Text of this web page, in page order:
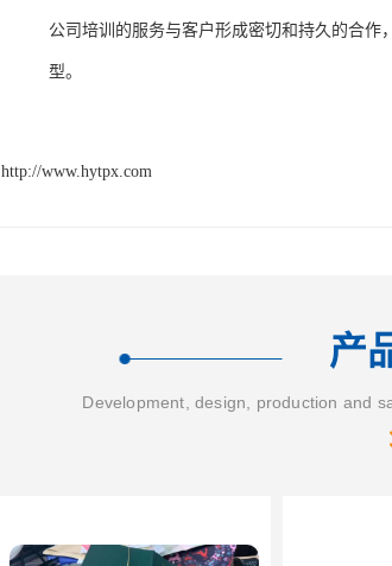
公司培训的服务与客户形成密切和持久的合
型。
http://www.hytpx.com
产
Development, design, production and